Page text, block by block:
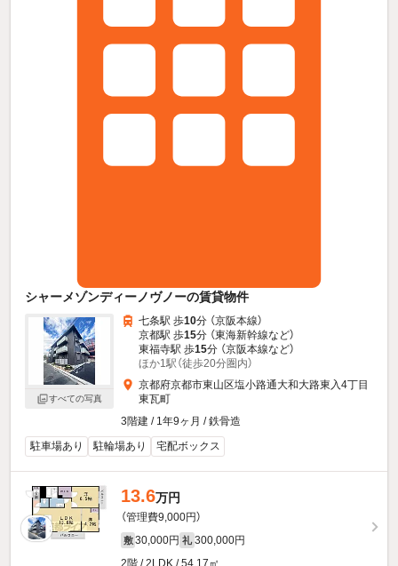
シャーメゾンディーノヴノーの賃貸物件
すべての写真
七条駅 歩10分 （京阪本線）
京都駅 歩15分 （東海新幹線など）
東福寺駅 歩15分 （京阪本線など）
ほか1駅（徒歩20分圏内）
京都府京都市東山区塩小路通大和大路東入4丁目
東瓦町
3階建 / 1年9ヶ月 / 鉄骨造
駐車場あり
駐輪場あり 宅配ボックス
13.6万円
（管理費9,000円）
敷 30,000円 礼 300,000円